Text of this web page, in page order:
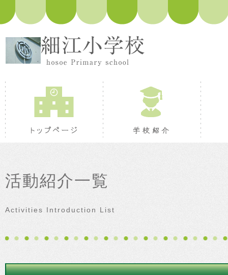
トップページ 学校紹介
活動紹介一覧
Activities Introduction List